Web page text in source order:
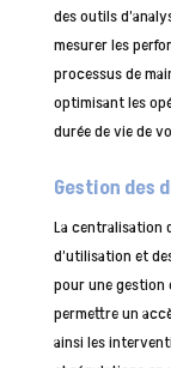
des outils
mesurer les
processus de
optimisant les
durée de vie de
Gestion des
La centralisation
d’utilisation et
pour une gestion
permettre un
ainsi les